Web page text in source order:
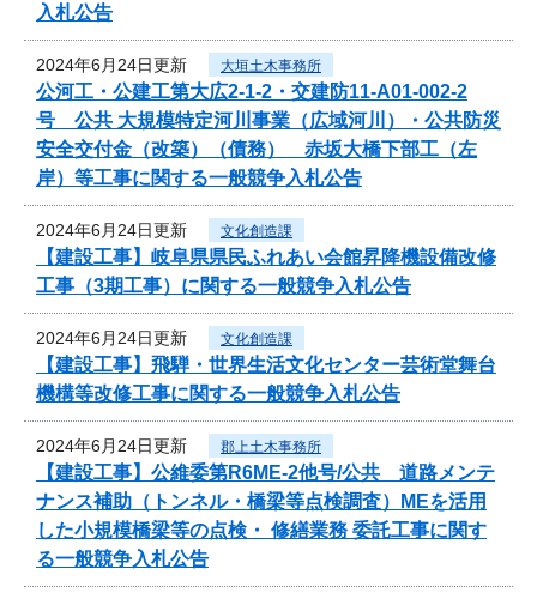
入札公告
2024年6月24日更新 大垣土木事務所
公河工・公建工第大広2-1-2・交建防11-A01-002-2
号 公共 大規模特定河川事業（広域河川）・公共防災
安全交付金（改築）（債務） 赤坂大橋下部工（左
岸）等工事に関する一般競争入札公告
2024年6月24日更新 文化創造課
【建設工事】岐阜県県民ふれあい会館昇降機設備改修
工事（3期工事）に関する一般競争入札公告
2024年6月24日更新 文化創造課
【建設工事】飛騨・世界生活文化センター芸術堂舞台
機構等改修工事に関する一般競争入札公告
2024年6月24日更新 郡上土木事務所
【建設工事】公維委第R6ME-2他号/公共 道路メンテ
ナンス補助（トンネル・橋梁等点検調査）MEを活用
した小規模橋梁等の点検・ 修繕業務 委託工事に関す
る一般競争入札公告